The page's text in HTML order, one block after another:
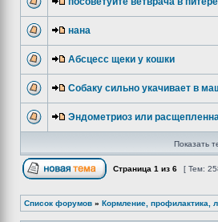
нана
Абсцесс щеки у кошки
Собаку сильно укачивает в
Эндометриоз или
Показать
Страница 1 из 6 [ Тем:
Список форумов » Кормление, профилактика,